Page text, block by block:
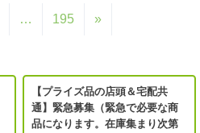
… 195 »
【プライズ品の店頭＆宅配共
通】緊急募集（緊急で必要な商
品になります。在庫集まり次第